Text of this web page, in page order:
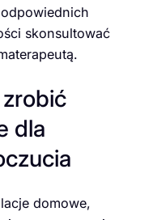
skonsultować
dla
domowe,